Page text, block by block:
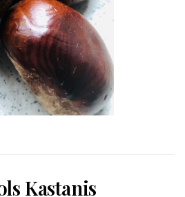
Kastanis